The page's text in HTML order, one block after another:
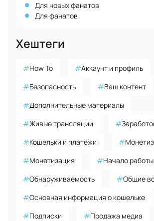
Для новых фанатов
Для фанатов
Хештеги
#How To #Аккаунт и профиль
#Безопасность #Ваш контент
#Дополнительные материалы
#Живые трансляции #
#Кошельки и платежи #
#Монетизация #Начало работы
#Обнаруживаемость #Общие
#Основная информация о кошельке
#Подписки #Продажа медиа